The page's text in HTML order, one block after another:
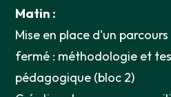
Matin :
Mise en place d'un
fermé : méthodologie et
pédagogique (bloc 2)